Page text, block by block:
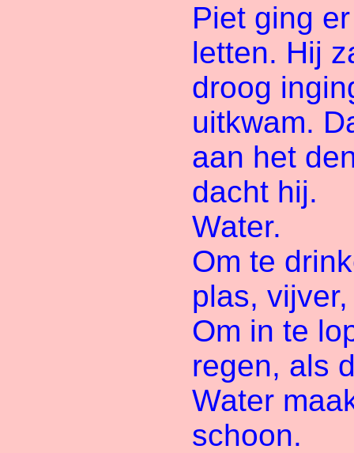
Piet ging
letten. Hij
droog
uitkwam.
aan het
dacht hij.
Water.
Om te
plas,
Om in te
regen, als
Water
schoon.